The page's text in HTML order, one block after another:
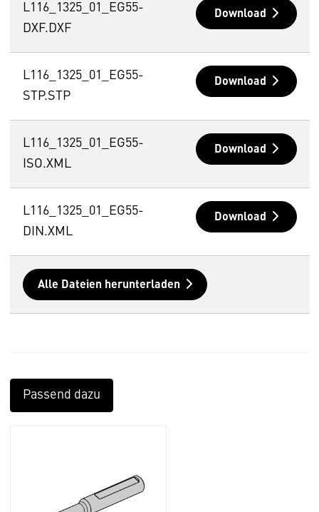
L116_1325_01_EG55-
DXF.DXF
Download
L116_1325_01_EG55-
STP.STP
Download
L116_1325_01_EG55-
ISO.XML
Download
L116_1325_01_EG55-
DIN.XML
Download
Alle Dateien herunterladen
Passend dazu